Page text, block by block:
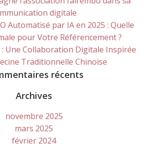
digitale
Automatisé par IA en 2025 : Quelle
pour Votre Référencement ?
: Une Collaboration Digitale Inspirée
Traditionnelle Chinoise
récents
Archives
novembre 2025
mars 2025
février 2024